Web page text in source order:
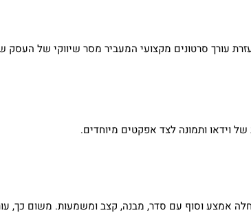
עורך סרטונים מקצועי המעביר מסר שיווקי של העסק
וידאו ותמונה לצד אפקטים מיוחדים.
אמצע וסוף עם סדר, מבנה, קצב ומשמעות. משום כך,